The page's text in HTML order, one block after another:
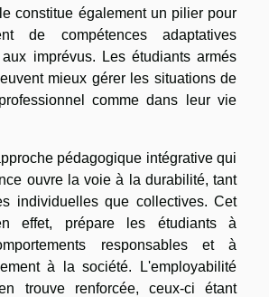
constitue également un pilier pour
de compétences adaptatives
imprévus. Les étudiants armés
mieux gérer les situations de
comme dans leur vie
pédagogique intégrative qui
ouvre la voie à la durabilité, tant
individuelles que collectives. Cet
effet, prépare les étudiants à
responsables et à
à la société. L'employabilité
trouve renforcée, ceux-ci étant